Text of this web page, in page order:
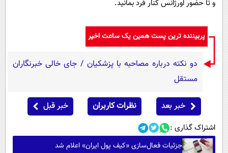
و تا حضور اورژانس کنار فرد بمانید.
پربیننده ترین پست همین یک ساعت اخیر
دو نکته درباره مصاحبه با پزشکیان / جای خالی خبرنگاران
مستقل
خبر بعد نظرات کاربران خبر قبل
اشتراک گذاری :
جزئیات فعال‌سازی «کیف پول ایران» اعلام شد